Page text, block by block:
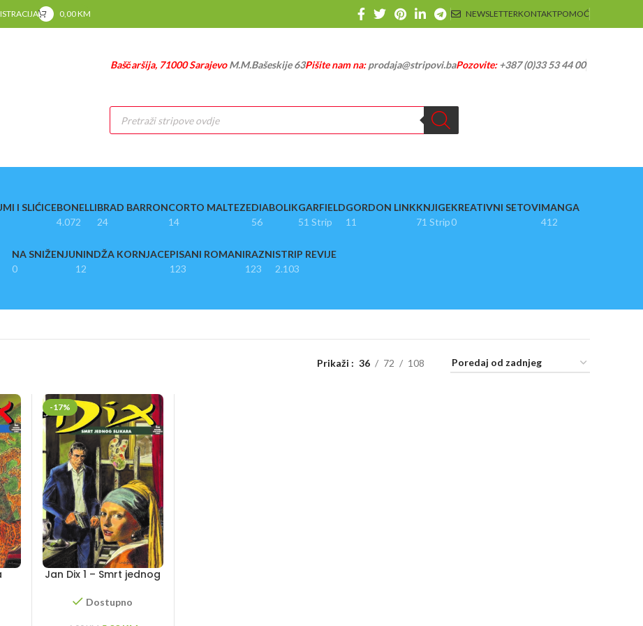
0,00KM NEWSLETTERKONTAKTPOMOĆ
Baščaršija, 71000 SarajevoM.M.Bašeskije 63Pišite nam na:prodaja@stripovi.baPozovite:+387 (0)33 53 44 00
Products
search
I SLIĆICEBONELLI
4.072
BRAD BARRON
24
CORTO MALTEZE
14
DIABOLIK
56
GARFIELD
51 Strip
GORDON LINK
11
KNJIGE
71 Strip
KREATIVNI SETOVI
0
MANGA
412
NA SNIŽENJU
0
NINDŽA KORNJACE
12
PISANI ROMANI
123
RAZNI
123
STRIP REVIJE
2.103
Prikaži 36 72 108
-17%
Jan Dix 1 – Smrt jednog
Dostupno